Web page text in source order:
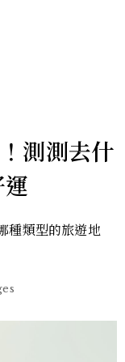
測測去什
種類型的旅遊地